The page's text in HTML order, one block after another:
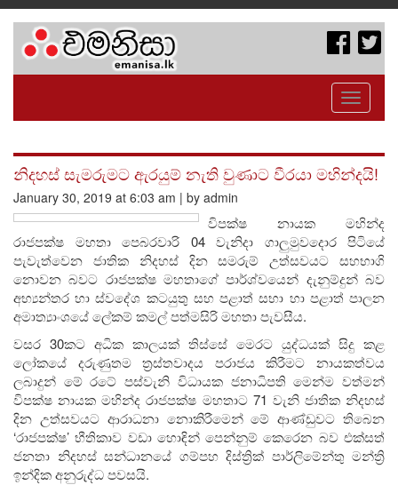
Toggle
නිදහස් සැමරුමට ඇරයුම් නැති වුණාට වීරයා මහින්දයි!
January 30, 2019 at 6:03 am | by admin
විපක්ෂ නායක මහින්ද
රාජපක්ෂ මහතා පෙබරවාරි 04 වැනිදා ගාලුමුවදොර පිටියේ
පැවැත්වෙන ජාතික නිදහස් දින සමරුම් උත්සවයට සහභාගි
නොවන බවට රාජපක්ෂ මහතාගේ පාර්ශ්වයෙන් දැනුම්දුන් බව
අභ්‍යන්තර හා ස්වදේශ කටයුතු සහ පළාත් සභා හා පළාත් පාලන
අමාත්‍යාංශයේ ලේකම් කමල් පත්මසිරි මහතා පැවසීය.
වසර 30කට අධික කාලයක් තිස්සේ මෙරට යුද්ධයක් සිදු කළ
ලෝකයේ දරුණුතම ත්‍රස්තවාදය පරාජය කිරීමට නායකත්වය
ලබාදුන් මේ රටේ පස්වැනි විධායක ජනාධිපති මෙන්ම වත්මන්
විපක්ෂ නායක මහින්ද රාජපක්ෂ මහතාට 71 වැනි ජාතික නිදහස්
දින උත්සවයට ආරාධනා නොකිරීමෙන් මේ ආණ්ඩුවට තිබෙන
‘රාජපක්ෂ’ භීතිකාව වඩා හොඳින් පෙන්නුම් කෙරෙන බව එක්සත්
ජනතා නිදහස් සන්ධානයේ ගම්පහ දිස්ත්‍රික් පාර්ලිමේන්තු මන්ත්‍රි
ඉන්දික අනුරුද්ධ පවසයි.